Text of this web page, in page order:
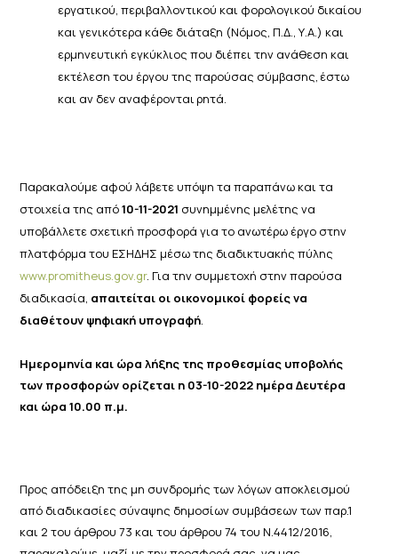
εργατικού, περιβαλλοντικού και φορολογικού δικαίου
και γενικότερα κάθε διάταξη (Νόμος, Π.Δ., Υ.Α.) και
ερμηνευτική εγκύκλιος που διέπει την ανάθεση και
εκτέλεση του έργου της παρούσας σύμβασης, έστω
και αν δεν αναφέρονταιρητά.
Παρακαλούμε αφού λάβετε υπόψη τα παραπάνω και τα
στοιχεία της από10-11-2021 συνημμένης μελέτης να
υποβάλλετε σχετική προσφορά για το ανωτέρω έργο στην
πλατφόρμα του ΕΣΗΔΗΣ μέσω της διαδικτυακής πύλης
www.promitheus.gov.gr. Για την συμμετοχή στην παρούσα
διαδικασία, απαιτείται οι οικονομικοί φορείς να
διαθέτουν ψηφιακή υπογραφή
Ημερομηνία και ώρα λήξης της προθεσμίας υποβολής
των προσφορών ορίζεται η 03-10-2022 ημέρα Δευτέρα
και ώρα 10.00 π.μ.
Προς απόδειξη της μη συνδρομής των λόγων αποκλεισμού
από διαδικασίες σύναψης δημοσίων συμβάσεων των παρ.1
και 2 του άρθρου 73 και του άρθρου 74 του Ν.4412/2016,